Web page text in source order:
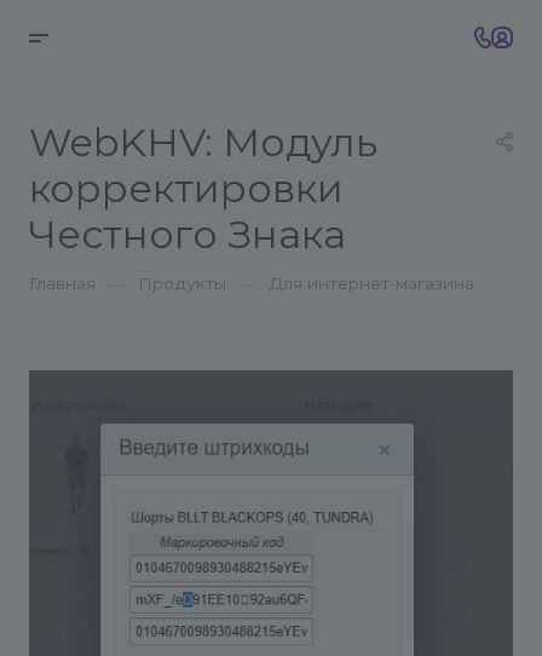
WebKHV: Модуль
корректировки
Честного Знака
Главная Продукты Для интернет-магазина